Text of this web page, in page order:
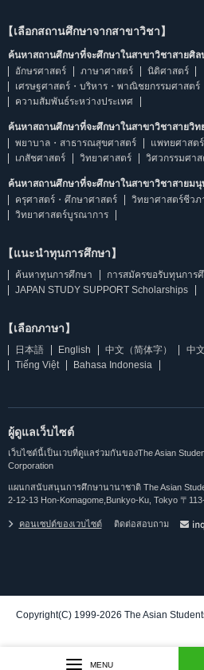
【เลือกสถานศึกษาจากสาขาวิชา】
ค้นหาสถานศึกษาที่จะศึกษาในสาขาวิชาสายศิล
อักษรศาสตร์
ภาษาศาสตร์
นิติศาสตร์
เศรษฐศาสตร์・บริหาร・พาณิชยกรรมศาสตร์
ความสัมพันธ์ระหว่างประเทศ
ค้นหาสถานศึกษาที่จะศึกษาในสาขาวิชาสายวิท
พยาบาล・สาธารณสุขศาสตร์
แพทยศาสต
เภสัชศาสตร์
วิทยาศาสตร์ วิศวกรรมศาส
ค้นหาสถานศึกษาที่จะศึกษาในสาขาวิชาสายม
ครุศาสตร์・ศึกษาศาสตร์
วิทยาศาสตร์ชีวภ
วิทยาศาสตร์บูรณาการ
【แนะนำทุนการศึกษา】
ค้นหาทุนการศึกษา
การสมัครขอรับทุนการ
JAPAN STUDY SUPPORT Scholarships
【เลือกภาษา】
日本語 English 中文（简体字） 中
Tiếng Việt
Bahasa Indonesia
ผู้ดูแลเว็บไซต์
เว็บไซต์นี้เป็นเวบที่ดูแลร่วมกันของThe Asian
Corporation
แผนกสนับสนุนการศึกษานานาชาติ The Asian
2-12-13 Hon-Komagome,Bunkyo-Ku, Tokyo 〒
คอนเซปต์ของเวบไซต์ ติดต่อสอบถาม
Copyright(C) 1999-2026 The Asian
MENU